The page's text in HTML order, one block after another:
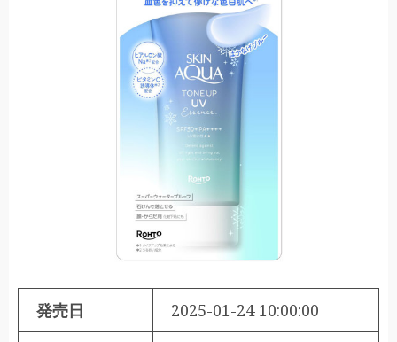
発売日 2025-01-24 10:00:00